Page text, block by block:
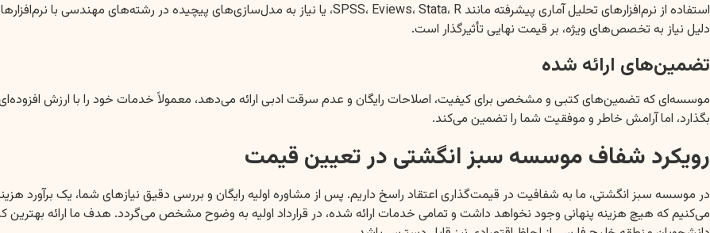
دلیل نیاز به تخصص‌های ویژه، بر قیمت نهایی تأثیرگذار است.
تضمین‌های ارائه شده
موسسه‌ای که تضمین‌های کتبی و مشخصی برای کیفیت، اصلاحات رایگان و عدم سرقت ادبی ارائه می‌دهد، معمولاً خدمات خود را با ارزش افزوده‌ای
بگذارد، اما آرامش خاطر و موفقیت شما را تضمین می‌کند.
رویکرد شفاف موسسه سبز انگشتی در تعیین قیمت
در موسسه سبز انگشتی، ما به شفافیت در قیمت‌گذاری اعتقاد راسخ داریم. پس از مشاوره اولیه رایگان و بررسی دقیق نیازهای شما، یک
می‌کنیم که هیچ هزینه پنهانی وجود نخواهد داشت و تمامی خدمات ارائه شده، در قرارداد اولیه به وضوح مشخص می‌گردد. هدف ما ارائه بهترین